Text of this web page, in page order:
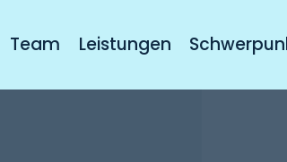
Team Leistungen